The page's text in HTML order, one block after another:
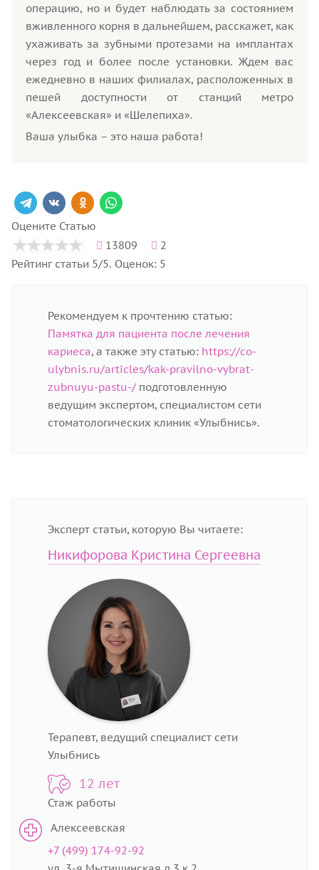
операцию, но и будет наблюдать за состоянием
вживленного корня в дальнейшем, расскажет, как
ухаживать за зубными протезами на имплантах
через год и более после установки. Ждем вас
ежедневно в наших филиалах, расположенных в
пешей доступности от станций метро
«Алексеевская» и «Шелепиха».
Ваша улыбка – это наша работа!
Оцените Статью
13809
2
Рейтинг статьи 5/5. Оценок: 5
Рекомендуем к прочтению статью:
Памятка для пациента после лечения
кариеса, а также эту статью: https://co-
ulybnis.ru/articles/kak-pravilno-vybrat-
zubnuyu-pastu-/подготовленную
ведущим экспертом, специалистом сети
стоматологических клиник «Улыбнись».
Эксперт статьи, которую Вы читаете:
Никифорова Кристина Сергеевна
Терапевт, ведущий специалист сети
Улыбнись
12 лет
Стаж работы
Алексеевская
+7 (499) 174-92-92